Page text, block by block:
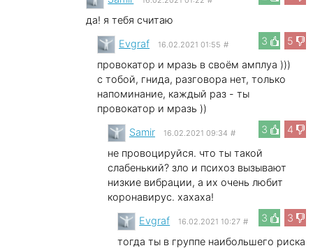
да! я тебя считаю
3
5
Evgraf 16.02.2021 01:55 #
провокатор и мразь в своём амплуа )))
с тобой, гнида, разговора нет, только
напоминание, каждый раз - ты
провокатор и мразь ))
3
4
Samir 16.02.2021 09:34 #
не провоцируйся. что ты такой
слабенький? зло и психоз вызывают
низкие вибрации, а их очень любит
коронавирус. хахаха!
3
3
Evgraf 16.02.2021 10:27 #
тогда ты в группе наибольшего риска